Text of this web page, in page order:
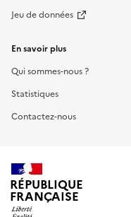
Jeu de données
En savoir plus
Qui sommes-nous ?
Statistiques
Contactez-nous
RÉPUBLIQUE
FRANÇAISE